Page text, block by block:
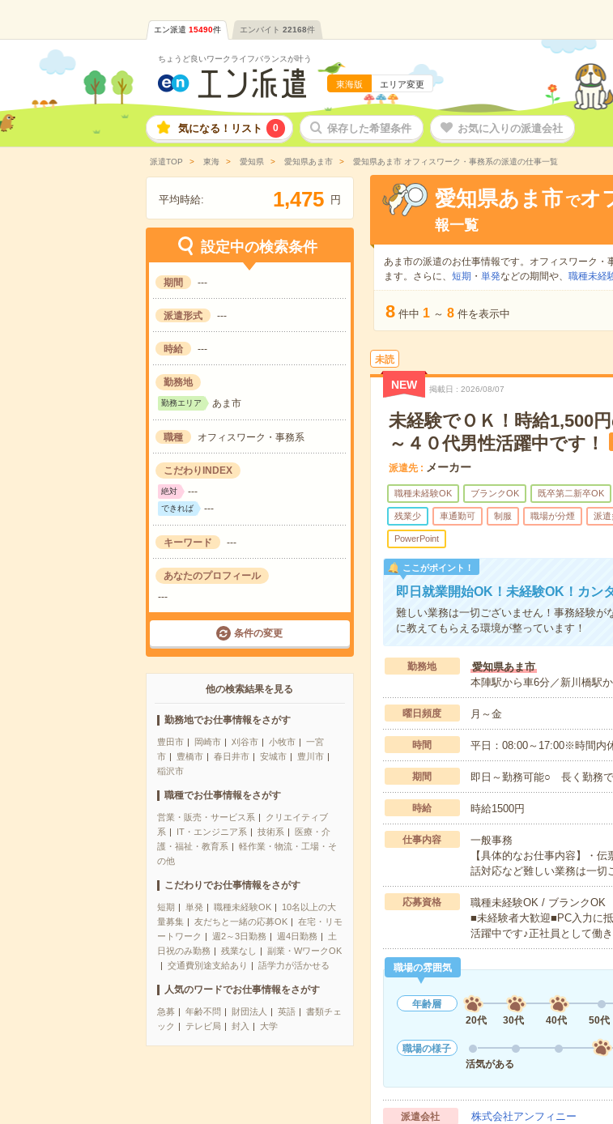
エン派遣 15490件 エンバイト 22168件
ちょうど良いワークライフバランスが叶う
東海版 エリア変更
気になる！リスト 0 保存した希望条件 お気に入りの派遣会社
派遣TOP 東海 愛知県 愛知県あま市 愛知県あま市 オフィスワーク・事務系の派遣の仕事一覧
平均時給: 1,475 円
設定中の検索条件
期間 ---
派遣形式 ---
時給 ---
勤務地
勤務エリア あま市
職種 オフィスワーク・事務系
こだわりINDEX
絶対 ---
できれば ---
キーワード ---
あなたのプロフィール
---
条件の変更
他の検索結果を見る
勤務地でお仕事情報をさがす
豊田市 岡崎市 刈谷市 小牧市
一宮
市
豊橋市 春日井市 安城市
豊川市
稲沢市
職種でお仕事情報をさがす
営業・販売・サービス系
クリエイティブ
系
IT・エンジニア系 技術系
医療・介
護・福祉・教育系
軽作業・物流・工場・そ
の他
こだわりでお仕事情報をさがす
短期 単発 職種未経験OK
10名以上の大
量募集
友だちと一緒の応募OK
在宅・リモ
ートワーク
週2～3日勤務 週4日勤務
土
日祝のみ勤務
残業なし
副業・WワークOK
交通費別途支給あり
語学力が活かせる
人気のワードでお仕事情報をさがす
急募 年齢不問 財団法人 英語
書類チェ
ック
テレビ局 封入 大学
愛知県あま市 でオ
報一覧
あま市の派遣のお仕事情報です。オフィスワーク・
ます。さらに、 短期 ・ 単発などの期間や、 職種未経
8 件中 1 ～ 8 件を表示中
未読
NEW 掲載日 2026/08/07
未経験でＯＫ！時給1,500
～４０代男性活躍中です！
派遣先 メーカー
職種未経験OK ブランクOK 既卒第二新卒OK
残業少 車通勤可 制服 職場が分煙 派遣
PowerPoint
ここがポイント！
即日就業開始OK！未経験OK！カン
難しい業務は一切ございません！事務経験
に教えてもらえる環境が整っています！
勤務地
愛知県あま市
本陣駅から車6分／新川橋駅
曜日頻度 月～金
時間 平日：08:00～17:00※時間内
期間 即日～勤務可能○ 長く勤務
時給 時給1500円
仕事内容
一般事務
【具体的なお仕事内容】・
話対応など難しい業務は一
応募資格
職種未経験OK / ブランクOK
■未経験者大歓迎■PC入力に
活躍中です♪正社員として働
職場の雰囲気
年齢層
20代
30代 40代 50代
職場の様子
活気がある
派遣会社 株式会社アンフィニー